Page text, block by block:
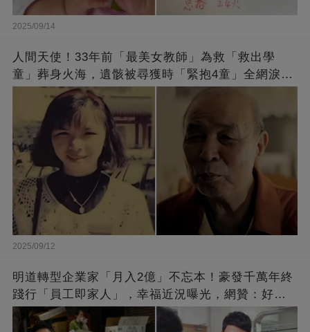
2025/09/14
人間天使！33年前「最美女教師」為救「救出學
童」葬身火海，遺骸被尋獲時「緊抱4童」全網淚
崩：真正的英雄不該被遺忘
2025/09/12
明道轉型企業家「月入2億」不忘本！豪發千萬年終
踐行「員工即家人」，幸福近況曝光，網贊：好老
闆的福報